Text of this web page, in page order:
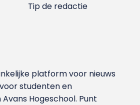
Tip de redactie
platform voor nieuws
studenten en
Hoge­school. Punt